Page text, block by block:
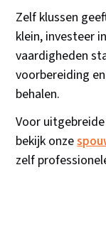
Zelf klussen
klein, investeer
vaardigheden
voorbereiding
behalen.
Voor
bekijk onze
zelf